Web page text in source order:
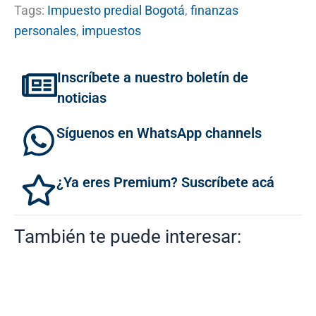
Tags: Impuesto predial Bogotá, finanzas
personales, impuestos
Inscríbete a nuestro boletín de
noticias
Síguenos en WhatsApp channels
¿Ya eres Premium? Suscríbete acá
También te puede interesar: